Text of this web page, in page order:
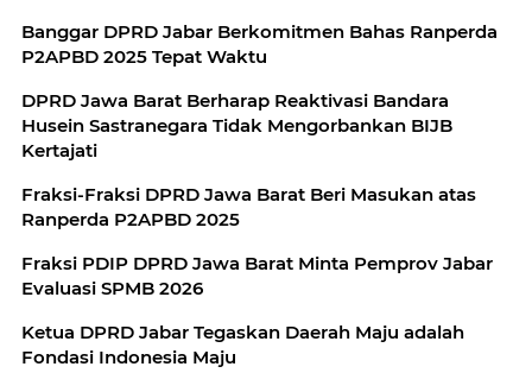
Banggar DPRD Jabar Berkomitmen Bahas Ranperda
P2APBD 2025 Tepat Waktu
DPRD Jawa Barat Berharap Reaktivasi Bandara
Husein Sastranegara Tidak Mengorbankan BIJB
Kertajati
Fraksi-Fraksi DPRD Jawa Barat Beri Masukan atas
Ranperda P2APBD 2025
Fraksi PDIP DPRD Jawa Barat Minta Pemprov Jabar
Evaluasi SPMB 2026
Ketua DPRD Jabar Tegaskan Daerah Maju adalah
Fondasi Indonesia Maju